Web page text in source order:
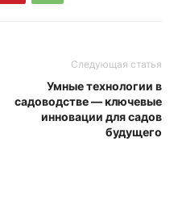
Следующая статья
Умные технологии в
садоводстве — ключевые
инновации для садов
будущего